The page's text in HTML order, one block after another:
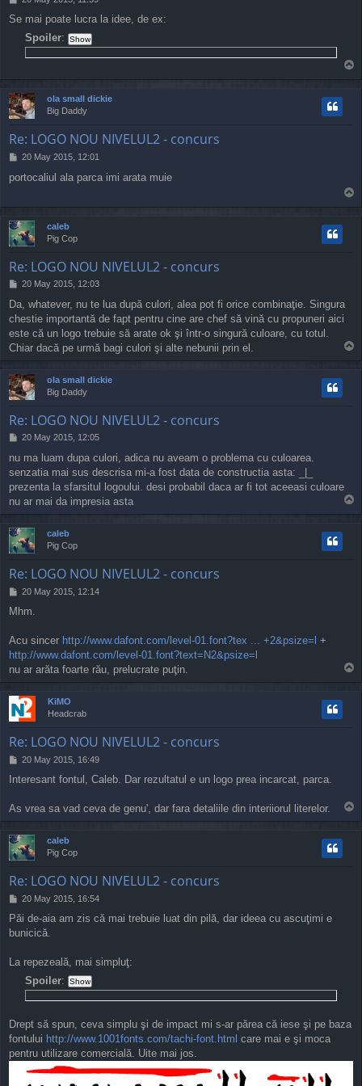
s
Se mai poate lucra la idee, de ex:
Spoiler:
ola small dickie
Big Daddy
Re: LOGO NOU NIVELUL2 - concurs
P
s
20 May 2015, 12:01
portocaliul ala parca imi arata muie
o
caleb
Pig Cop
Re: LOGO NOU NIVELUL2 - concurs
P
s
t
20 May 2015, 12:03
Da, whatever, nu te lua după culori, alea pot fi orice combinaţie. Singura
chestie importantă de fapt pentru cine are chef să vină cu propuneri aici
este că un logo trebuie să arate ok şi într-o singură culoare, cu totul.
Chiar dacă pe urmă bagi culori şi alte nebunii prin el.
ola small dickie
Big Daddy
Re: LOGO NOU NIVELUL2 - concurs
P
s
t
20 May 2015, 12:05
nu ma luam dupa culori, adica nu aveam o problema cu culoarea.
senzatia mai sus descrisa mi-a fost data de constructia asta: _|_
prezenta la sfarsitul logoului. desi probabil daca ar fi tot aceeasi culoare
nu ar mai da impresia asta
o
caleb
Pig Cop
Re: LOGO NOU NIVELUL2 - concurs
P
s
20 May 2015, 12:14
Mhm.
Acu sincer http://www.dafont.com/level-01.font?tex ... +2&psize=l +
http://www.dafont.com/level-01.font?text=N2&psize=l
nu ar arăta foarte rău, prelucrate puţin.
KiMO
Headcrab
Re: LOGO NOU NIVELUL2 - concurs
P
s
20 May 2015, 16:49
Interesant fontul, Caleb. Dar rezultatul e un logo prea incarcat, parca.
As vrea sa vad ceva de genu', dar fara detaliile din interiiorul literelor.
o
caleb
Pig Cop
Re: LOGO NOU NIVELUL2 - concurs
P
s
t
20 May 2015, 16:54
Păi de-aia am zis că mai trebuie luat din pilă, dar ideea cu ascuţimi e
bunicică.
La repezeală, mai simpluţ:
Spoiler:
Drept să spun, ceva simplu şi de impact mi s-ar părea că iese şi pe baza
fontului http://www.1001fonts.com/tachi-font.html care mai e şi moca
pentru utilizare comercială. Uite mai jos.